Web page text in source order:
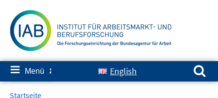
zum
Inhalt
≡ Menü ✘ English
Suchen nach:
Startseite